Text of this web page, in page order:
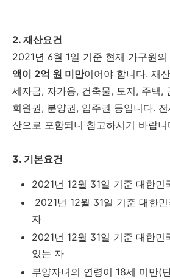
2. 재산요건
2021년 6월 1일 기준 현재 가구원의
액이 2억 원 미만이어야 합니다. 재
세자금, 자가용, 건축물, 토지, 주택,
회원권, 분양권, 입주권 등입니다.
산으로 포함되니 참고하시기 바랍니
3. 기본요건
2021년 12월 31일 기준 대한민
2021년 12월 31일 기준 대한
자
2021년 12월 31일 기준 대한민
있는 자
부양자녀의 연령이 18세 미만(